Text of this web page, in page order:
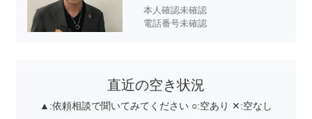
本人確認未確認
電話番号未確認
直近の空き状況
▲:依頼相談で聞いてみてください ○:空あり ✕:空なし